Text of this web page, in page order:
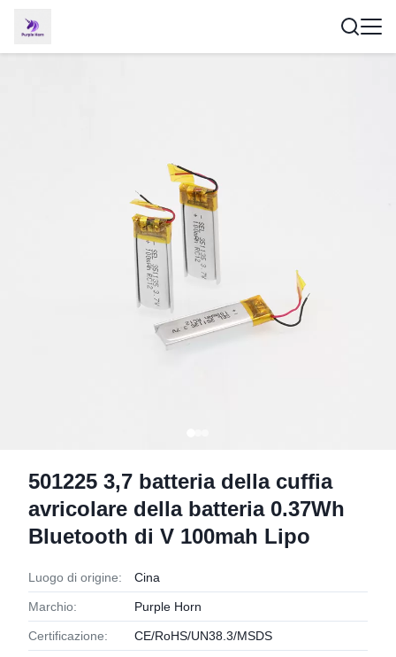
501225 3,7 batteria della cuffia
avricolare della batteria 0.37Wh
Bluetooth di V 100mah Lipo
Luogo di origine: Cina
Marchio: Purple Horn
Certificazione: CE/RoHS/UN38.3/MSDS